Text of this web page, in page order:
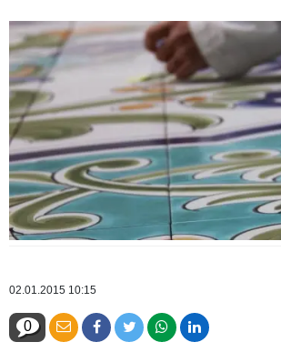
02.01.2015 10:15
0